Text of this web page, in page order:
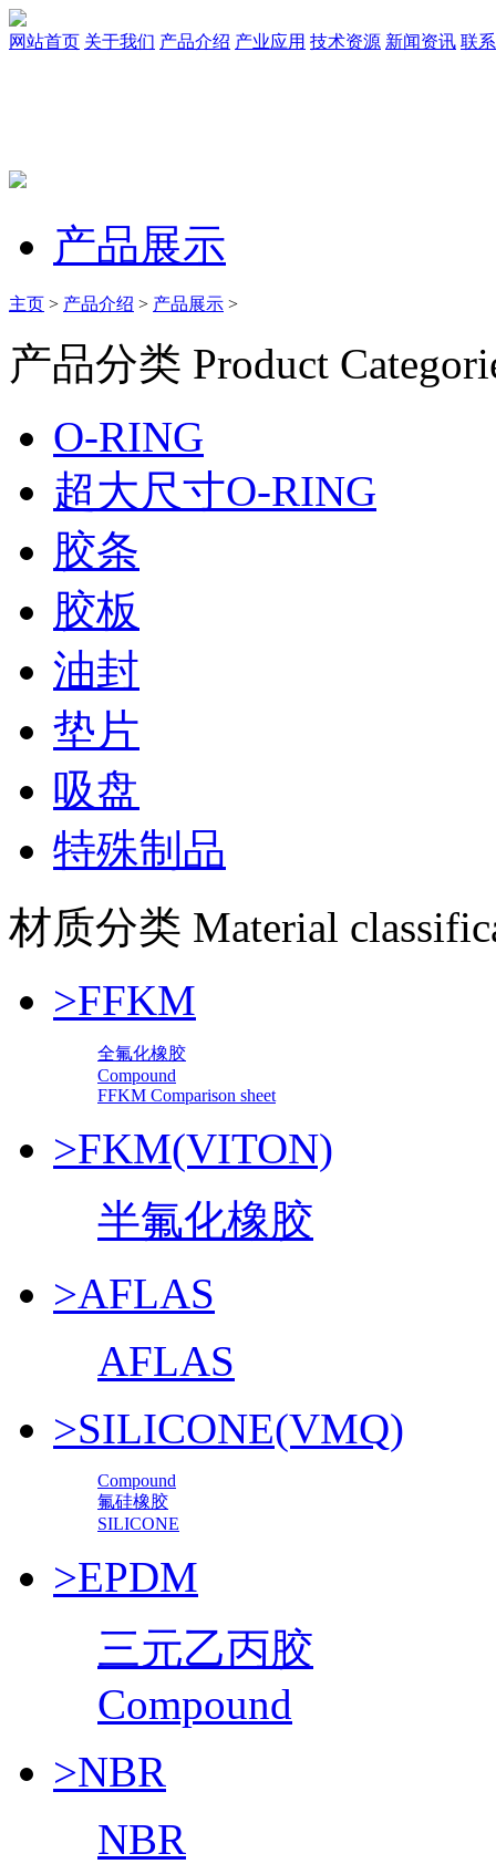
网站首页 关于我们 产品介绍 产业应用 技术资源 新闻资讯 联
产品展示
主页 > 产品介绍 > 产品展示 >
产品分类 Product
O-RING
超大尺寸O-RING
胶条
胶板
油封
垫片
吸盘
特殊制品
材质分类 Material
>FFKM
全氟化橡胶
Compound
FFKM Comparison sheet
>FKM(VITON)
半氟化橡胶
>AFLAS
AFLAS
>SILICONE(VMQ)
Compound
氟硅橡胶
SILICONE
>EPDM
三元乙丙胶
Compound
>NBR
NBR